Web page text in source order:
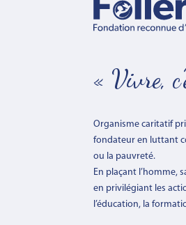
« Vivre,
Organisme caritatif
fondateur en luttant
ou la pauvreté.
En plaçant l’homme,
en privilégiant les
l’éducation, la